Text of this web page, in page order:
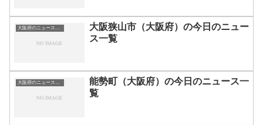
大阪府のニュース一覧
大阪狭山市（大阪府）の今日のニュー
ス一覧
大阪府のニュース一覧
能勢町（大阪府）の今日のニュース一
覧